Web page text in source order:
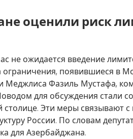
оценили риск
не ожидается введение
ограничения, появившиеся в
Меджлиса Фазиль Мустафа,
для обсуждения стали
столице. Эти меры связывают
России. По словам
для Азербайджана.